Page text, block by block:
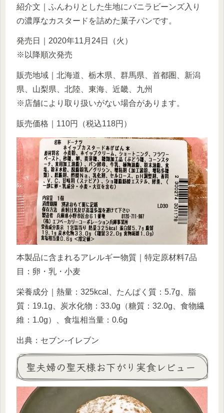
紹介文｜ふんわりとした生地にバニラビーンズ入り
の濃厚なカスタードを詰めた菓子パンです。
発売日｜2020年11月24日（火）
※以降順次発売
販売地域｜北海道、栃木県、群馬県、首都圏、新潟
県、山梨県、北陸、東海、近畿、九州
※店舗により取り扱いがない場合があります。
販売価格｜110円（税込118円）
本製品に含まれるアレルギー物質｜特定原材料7品
目：卵・乳・小麦
栄養成分｜熱量：325kcal、たんぱく質：5.7g、脂
質：19.1g、炭水化物：33.0g（糖質：32.0g、食物繊
維：1.0g）、食塩相当量：0.6g
出典：セブン-イレブン
聖夫婦の聖天様お下がり実食レビュー